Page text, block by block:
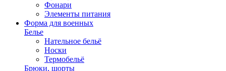
Фонари
Элементы питания
Форма для военных
Белье
Нательное бельё
Носки
Термобельё
Брюки, шорты